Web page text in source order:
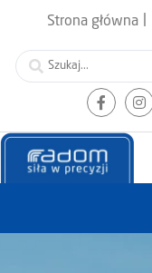
Strona główna